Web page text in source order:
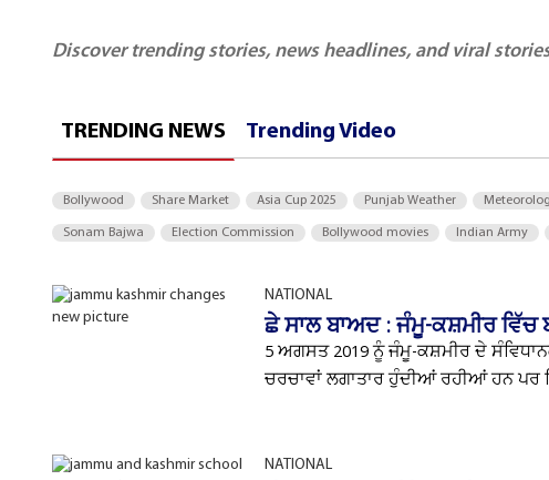
Discover trending stories, news headlines, and viral
TRENDING NEWS Trending Video
Bollywood Share Market Asia Cup 2025 Punjab Weather
Sonam Bajwa Election Commission Bollywood movies Indian Army
NATIONAL
ਛੇ ਸਾਲ ਬਾਅਦ : ਜੰਮੂ-ਕਸ਼ਮੀਰ ਵਿੱਚ
5 ਅਗਸਤ 2019 ਨੂੰ ਜੰਮੂ-ਕਸ਼ਮੀਰ ਦੇ
ਚਰਚਾਵਾਂ ਲਗਾਤਾਰ ਹੁੰਦੀਆਂ ਰਹੀਆਂ ਹਨ ਪਰ
NATIONAL